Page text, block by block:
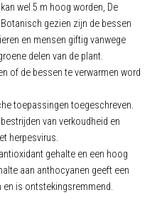
wel 5 m hoog worden, De
gezien zijn de bessen
en mensen giftig vanwege
delen van de plant.
of de bessen te verwarmen word
toepassingen toegeschreven.
van verkoudheid en
herpesvirus.
gehalte en een hoog
aan anthocyanen geeft een
is ontstekingsremmend.